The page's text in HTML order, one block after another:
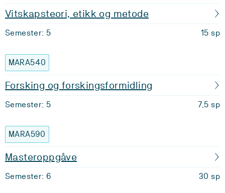
Vitskapsteori, etikk og metode
Semester: 5 15 sp
MARA540
Forsking og forskingsformidling
Semester: 5 7,5 sp
MARA590
Masteroppgåve
Semester: 6 30 sp